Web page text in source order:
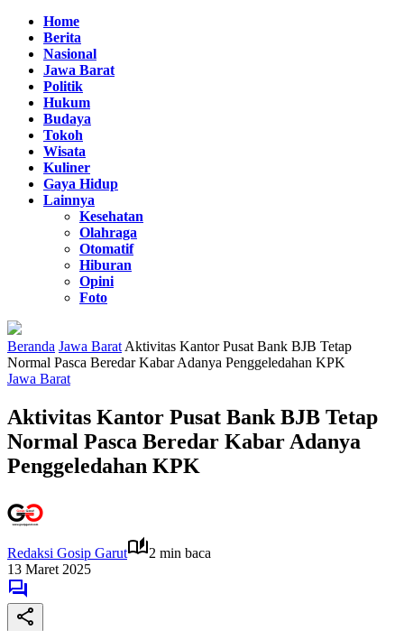
Home
Berita
Nasional
Jawa Barat
Politik
Hukum
Budaya
Tokoh
Wisata
Kuliner
Gaya Hidup
Lainnya
Kesehatan
Olahraga
Otomatif
Hiburan
Opini
Foto
Beranda Jawa Barat Aktivitas Kantor Pusat Bank BJB Tetap
Normal Pasca Beredar Kabar Adanya Penggeledahan KPK
Jawa Barat
Aktivitas Kantor Pusat Bank BJB Tetap
Normal Pasca Beredar Kabar Adanya
Penggeledahan KPK
Redaksi Gosip Garut
2 min baca
13 Maret 2025